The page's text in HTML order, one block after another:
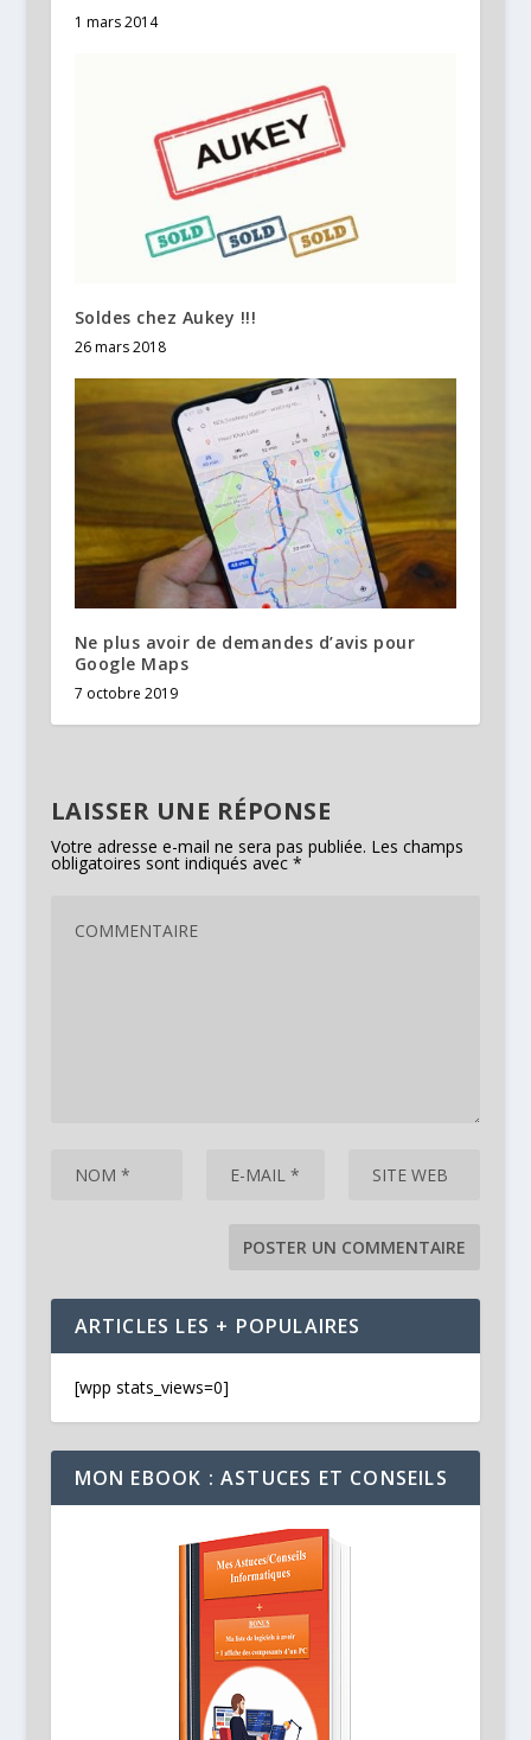
1 mars 2014
Soldes chez Aukey !!!
26 mars 2018
Ne plus avoir de demandes d’avis pour
Google Maps
7 octobre 2019
LAISSER UNE RÉPONSE
Votre adresse e-mail ne sera pas publiée. Les champs
obligatoires sont indiqués avec *
ARTICLES LES + POPULAIRES
[wpp stats_views=0]
MON EBOOK : ASTUCES ET CONSEILS